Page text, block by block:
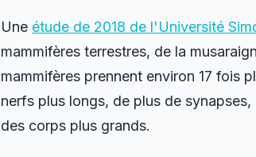
Une étude de 2018 de l'Université
mammifères terrestres, de la
mammifères prennent environ 17 fois
nerfs plus longs, de plus de
des corps plus grands.